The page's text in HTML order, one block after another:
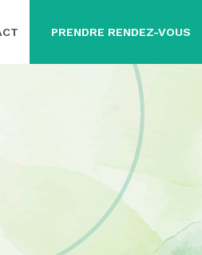
PRENDRE RENDEZ-VOUS